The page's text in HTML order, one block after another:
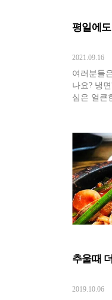
평일에
2021.09.16
여러분들
나요? 냉
심은 얼큰
추울때
2019.10.06